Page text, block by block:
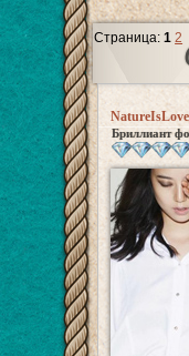
Страница:1 2
NatureIsLove
Бриллиант